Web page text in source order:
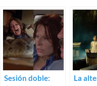
Sesión doble:
La